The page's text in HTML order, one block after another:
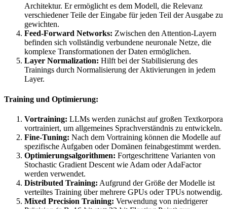
Architektur. Er ermöglicht es dem Modell, die Relevanz
verschiedener Teile der Eingabe für jeden Teil der Ausgabe zu
gewichten.
Feed-Forward Networks: Zwischen den Attention-Layern
befinden sich vollständig verbundene neuronale Netze, die
komplexe Transformationen der Daten ermöglichen.
Layer Normalization: Hilft bei der Stabilisierung des
Trainings durch Normalisierung der Aktivierungen in jedem
Layer.
Training und Optimierung:
Vortraining: LLMs werden zunächst auf großen Textkorpora
vortrainiert, um allgemeines Sprachverständnis zu entwickeln.
Fine-Tuning: Nach dem Vortraining können die Modelle auf
spezifische Aufgaben oder Domänen feinabgestimmt werden.
Optimierungsalgorithmen: Fortgeschrittene Varianten von
Stochastic Gradient Descent wie Adam oder AdaFactor
werden verwendet.
Distributed Training: Aufgrund der Größe der Modelle ist
verteiltes Training über mehrere GPUs oder TPUs notwendig.
Mixed Precision Training: Verwendung von niedrigerer